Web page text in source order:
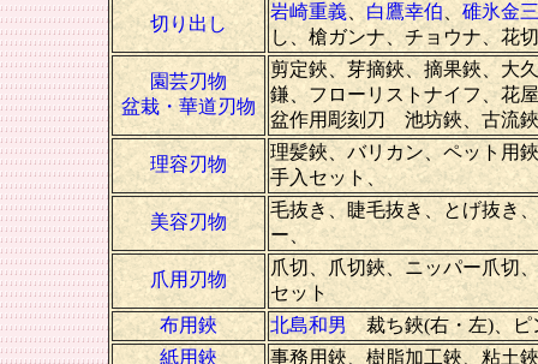
切り出し
岩崎重義、 白鷹幸伯、碓氷金
し、槍ガンナ、チョウナ、花
園芸刃物
盆栽・華道刃物
剪定鋏、芽摘鋏、摘果鋏、大
鎌、フローリストナイフ、花
盆作用彫刻刀 池坊鋏、古流
理容刃物
理髪鋏、バリカン、ペット用
手入セット、
美容刃物
毛抜き、睫毛抜き、とげ抜き
ー、
爪用刃物
爪切、爪切鋏、ニッパー爪切
セット
布用鋏
北島和男
裁ち鋏(右・左)、ピ
紙用鋏
事務用鋏、樹脂加工鋏、粘土